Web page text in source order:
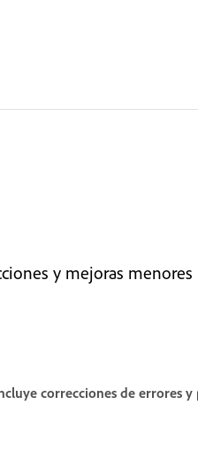
y mejoras menores
correcciones de errores